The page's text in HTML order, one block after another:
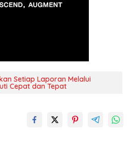
Setiap Laporan Melalui
Cepat dan Tepat